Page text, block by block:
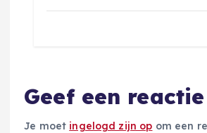
Geef een reactie
Je moet ingelogd zijn op om een